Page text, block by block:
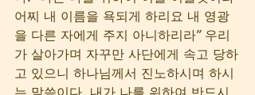
어찌 내 이름을 욕되게 하리요 내 영광
을 다른 자에게 주지 아니하리라” 우리
가 살아가며 자꾸만 사단에게 속고 당하
고 있으니 하나님께서 진노하시며 하시